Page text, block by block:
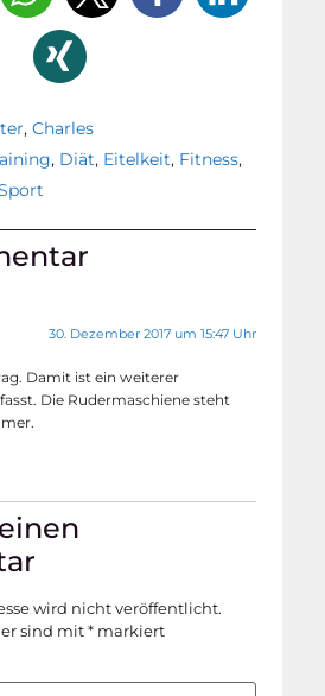
,Charles
, Diät, Eitelkeit, Fitness,
30. Dezember 2017 um 15:47 Uhr
Damit ist ein weiterer
Die Rudermaschiene steht
wird nicht veröffentlicht.
sind mit* markiert